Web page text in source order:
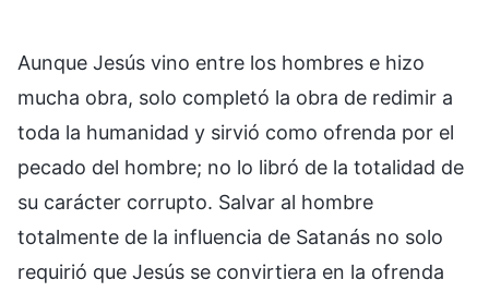
Aunque Jesús vino entre los hombres e hizo
mucha obra, solo completó la obra de redimir a
toda la humanidad y sirvió como ofrenda por el
pecado del hombre; no lo libró de la totalidad de
su carácter corrupto. Salvar al hombre
totalmente de la influencia de Satanás no solo
requirió que Jesús se convirtiera en la ofrenda